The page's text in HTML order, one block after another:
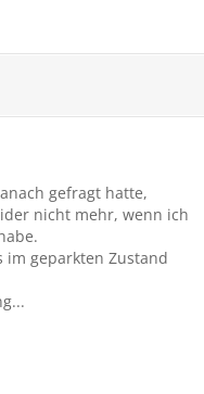
gefragt hatte,
nicht mehr, wenn ich
im geparkten Zustand